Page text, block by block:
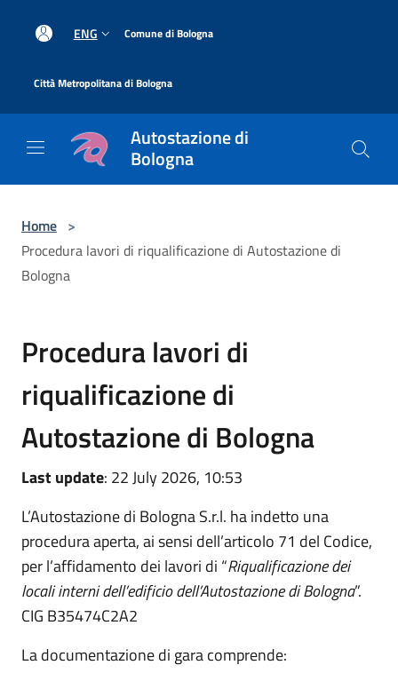
ENG Comune di Bologna
Città Metropolitana di Bologna
Autostazione di
Bologna
Home >
Procedura lavori di riqualificazione di Autostazione di
Bologna
Procedura lavori di
riqualificazione di
Autostazione di Bologna
Last update: 22 July 2026, 10:53
L’Autostazione di Bologna S.r.l. ha indetto una
procedura aperta, ai sensi dell’articolo 71 del Codice,
per l’affidamento dei lavori di “Riqualificazione dei
locali interni dell’edificio dell’Autostazione di Bologna”.
CIG B35474C2A2
La documentazione di gara comprende: